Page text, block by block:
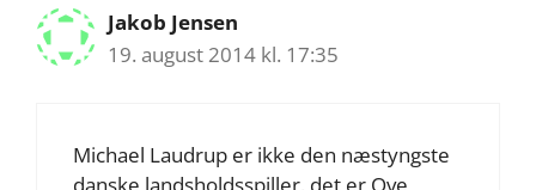
Jakob Jensen
19. august 2014 kl. 17:35
Michael Laudrup er ikke den næstyngste